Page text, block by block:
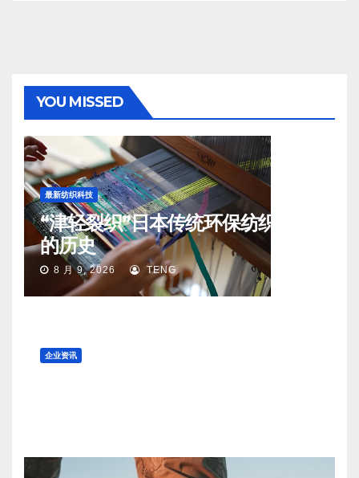
YOU MISSED
最新纺织科技
“津轻裂织”日本传统环保纺织工艺
的历史
8 月 9, 2026 TENG
企业资讯